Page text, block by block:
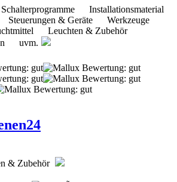
Installationsmaterial
Steuerungen & Geräte Werkzeuge
Leuchten & Zubehör
uvm.
& Zubehör